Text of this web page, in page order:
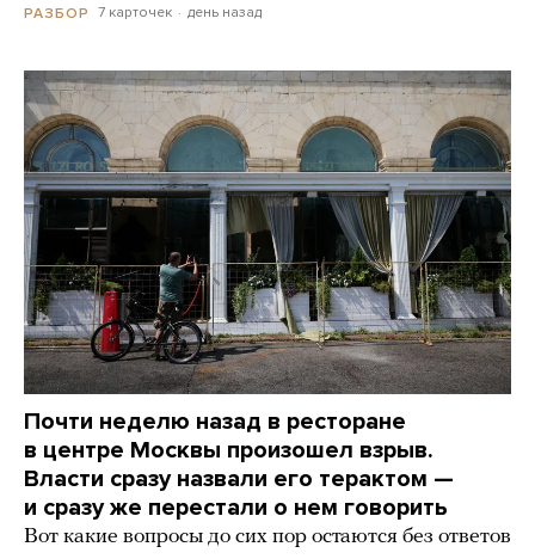
РАЗБОР 7 карточек день назад
Почти неделю назад в ресторане
в центре Москвы произошел взрыв.
Власти сразу назвали его терактом —
и сразу же перестали о нем говорить
Вот какие вопросы до сих пор остаются без ответов